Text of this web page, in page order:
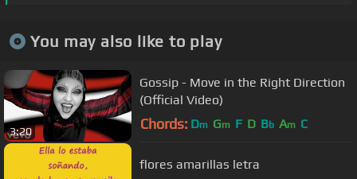
You may also like to play
3:20
Gossip - Move in the Right Direction
(Official Video)
Chords: Dm Gm F D Bb Am C
flores amarillas letra